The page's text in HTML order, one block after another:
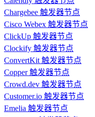
Chargebee 触发器节点
Cisco Webex 触发器节点
ClickUp 触发器节点
Clockify 触发器节点
ConvertKit 触发器节点
Copper 触发器节点
Crowd.dev 触发器节点
Customer.io 触发器节点
Emelia 触发器节点